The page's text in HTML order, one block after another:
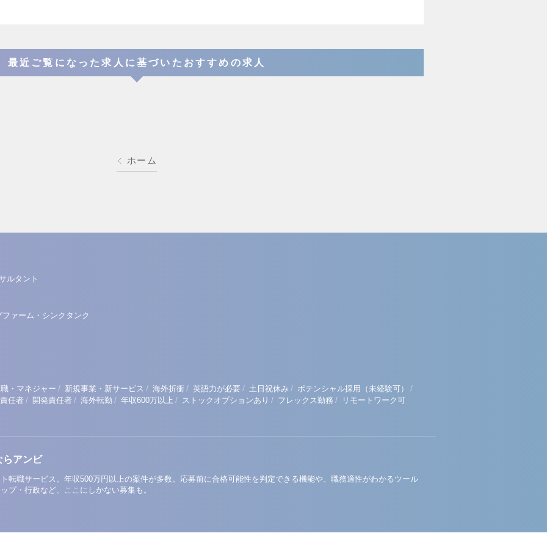
最近ご覧になった求人に基づいたおすすめの求人
ホーム
ルタント
ァーム・シンクタンク
・マネジャー / 新規事業・新サービス / 海外折衝 / 英語力が必要 / 土日祝休み / ポテンシャル採用（未経験可） /
任者 / 開発責任者 / 海外転勤 / 年収600万以上 / ストックオプションあり / フレックス勤務 / リモートワーク可
らアンビ
転職サービス。年収500万円以上の案件が多数。応募前に合格可能性を判定できる機能や、職務適性がわかるツール
プ・行政など、ここにしかない募集も。